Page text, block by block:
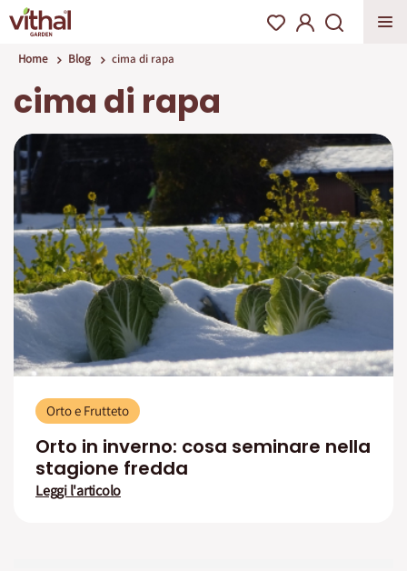
Home Blog cima di rapa
cima di rapa
Orto e Frutteto
Orto in inverno: cosa seminare nella
stagione fredda
Leggi l'articolo